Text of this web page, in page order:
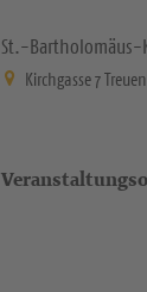
St.-Bartholomäus-
Kirchgasse 7 Treuen